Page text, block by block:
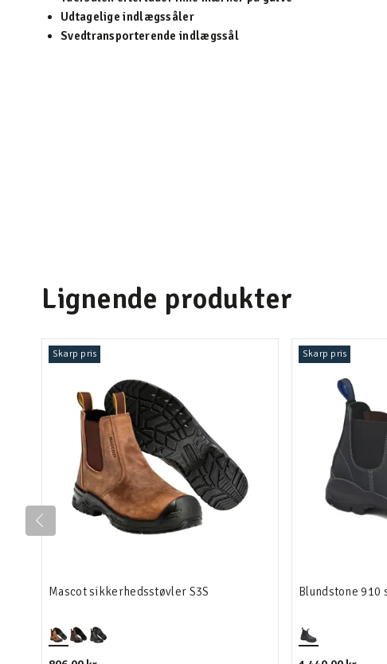
Udtagelige indlægssåler
Svedtransporterende indlægssål
Lignende produkter
Skarp pris
Mascot sikkerhedsstøvler S3S
Skarp pris
Blundstone 910